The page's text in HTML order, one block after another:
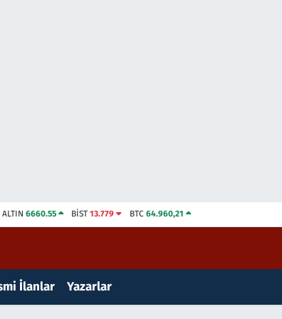
ALTIN 6660.55 BİST13.779 BTC 64.960,21
İlanlar Yazarlar